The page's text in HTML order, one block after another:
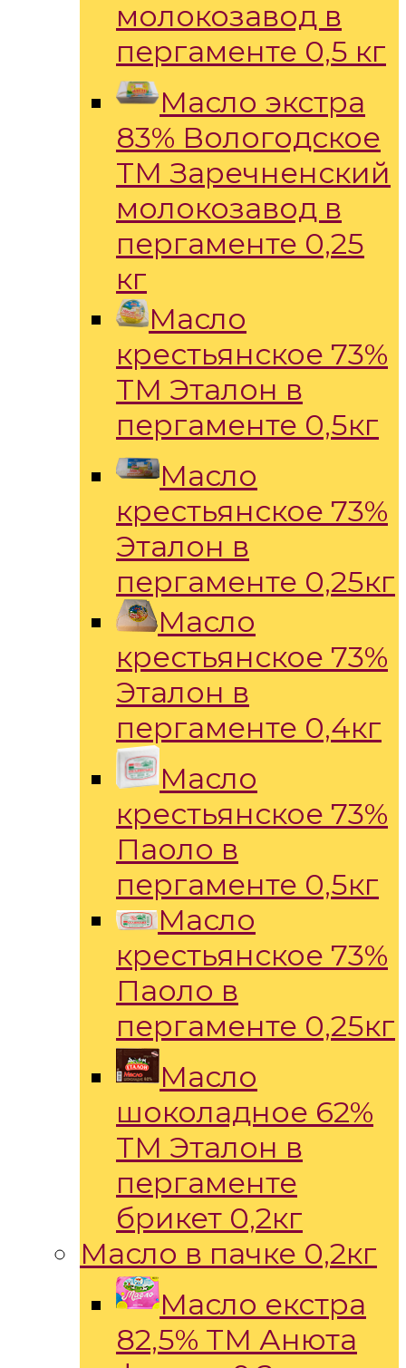
молокозавод в
пергаменте 0,5 кг
Масло экстра
83% Вологодское
ТМ Заречненский
молокозавод в
пергаменте 0,25
кг
Масло
крестьянское 73%
ТМ Эталон в
пергаменте 0,5кг
Масло
крестьянское 73%
Эталон в
пергаменте 0,25кг
Масло
крестьянское 73%
Эталон в
пергаменте 0,4кг
Масло
крестьянское 73%
Паоло в
пергаменте 0,5кг
Масло
крестьянское 73%
Паоло в
пергаменте 0,25кг
Масло
шоколадное 62%
ТМ Эталон в
пергаменте
брикет 0,2кг
Масло в пачке 0,2кг
Масло екстра
82,5% ТМ Анюта